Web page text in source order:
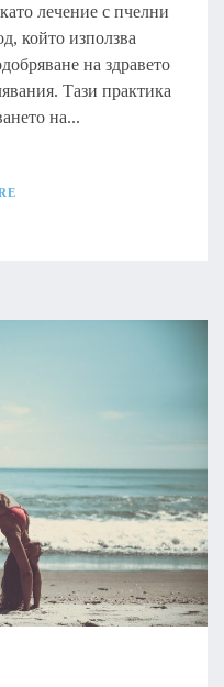
лечение с пчелни
който използва
на здравето
Тази практика
на...